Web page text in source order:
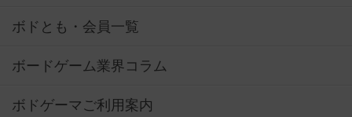
ボドとも・会員一覧
ボードゲーム業界コラム
ボドゲーマご利用案内